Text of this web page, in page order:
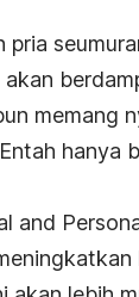
memang
hanya
and